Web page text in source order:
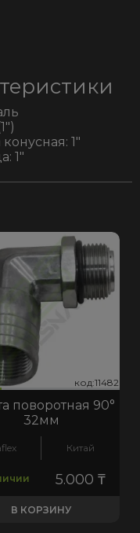
конусная: 1″
1″
код:9741
код:11482
поворотная 90°
32мм
Китай
5.000₸
В КОРЗИНУ